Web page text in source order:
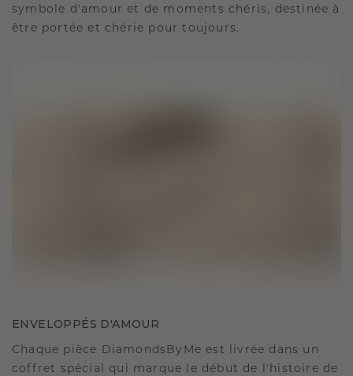
symbole d'amour et de moments chéris, destinée à
être portée et chérie pour toujours.
ENVELOPPÉS D'AMOUR
Chaque pièce DiamondsByMe est livrée dans un
coffret spécial qui marque le début de l'histoire de